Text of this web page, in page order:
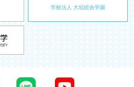
学校法人 大垣総合学園